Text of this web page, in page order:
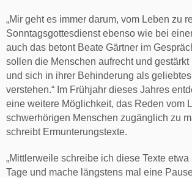
„Mir geht es immer darum, vom Leben zu
Sonntagsgottesdienst ebenso wie bei
auch das betont Beate Gärtner im
sollen die Menschen aufrecht und gestärkt
und sich in ihrer Behinderung als
verstehen.“ Im Frühjahr dieses Jahres
eine weitere Möglichkeit, das Reden vom
schwerhörigen Menschen zugänglich zu
schreibt Ermunterungstexte.
„Mittlerweile schreibe ich diese Texte
Tage und mache längstens mal eine